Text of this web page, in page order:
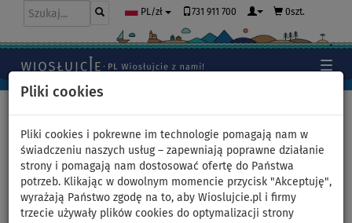
Pliki cookies
Pliki cookies i pokrewne im technologie pomagają nam w
świadczeniu naszych usług – zapewniają poprawne działanie
strony i pomagają nam dostosować ofertę do Państwa
potrzeb. Klikając w dowolnym momencie przycisk "Akceptuję",
wyrażają Państwo zgodę na to, aby Wioslujcie.pl i firmy
trzecie używały plików cookies do optymalizacji strony
PL/zł 731 911 700 0szt.
Legginsy damskie 3/4
PADDLEBOARDING BLACK -